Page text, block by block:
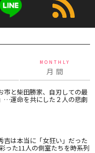
MONTHLY
月 間
市と柴田勝家、自刃しての最
…運命を共にした２人の悲劇
吉は本当に「女狂い」だった
った11人の側室たちを時系列